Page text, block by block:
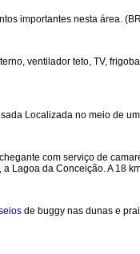
importantes nesta área.
ventilador teto, TV,
Localizada no meio de
com serviço de
Lagoa da Conceição. A 18
de buggy nas dunas e